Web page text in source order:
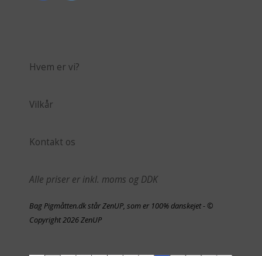
Hvem er vi?
Vilkår
Kontakt os
Alle priser er inkl. moms og DDK
Bag Pigmåtten.dk står ZenUP, som er 100% danskejet - ©
Copyright 2026 ZenUP